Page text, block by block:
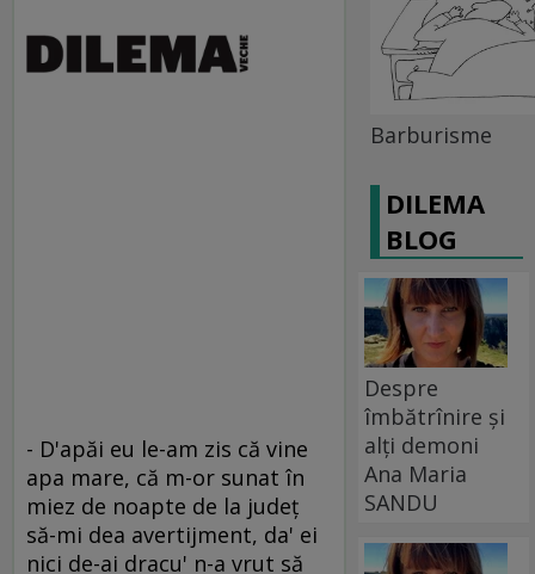
- D'apăi eu le-am zis că vine
apa mare, că m-or sunat în
miez de noapte de la judeţ
să-mi dea avertijment, da' ei
nici de-ai dracu' n-a vrut să
Barburisme
DILEMA
BLOG
Despre
îmbătrînire și
alți demoni
Ana Maria
SANDU